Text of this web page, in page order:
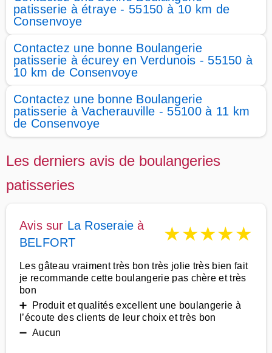
patisserie à étraye - 55150 à 10 km de
Consenvoye
Contactez une bonne Boulangerie
patisserie à écurey en Verdunois - 55150 à
10 km de Consenvoye
Contactez une bonne Boulangerie
patisserie à Vacherauville - 55100 à 11 km
de Consenvoye
Les derniers avis de boulangeries
patisseries
Avis sur La Roseraie à
BELFORT
★★★★★
Les gâteau vraiment très bon très jolie très bien fait
je recommande cette boulangerie pas chère et très
bon
➕ Produit et qualités excellent une boulangerie à
l’écoute des clients de leur choix et très bon
➖ Aucun